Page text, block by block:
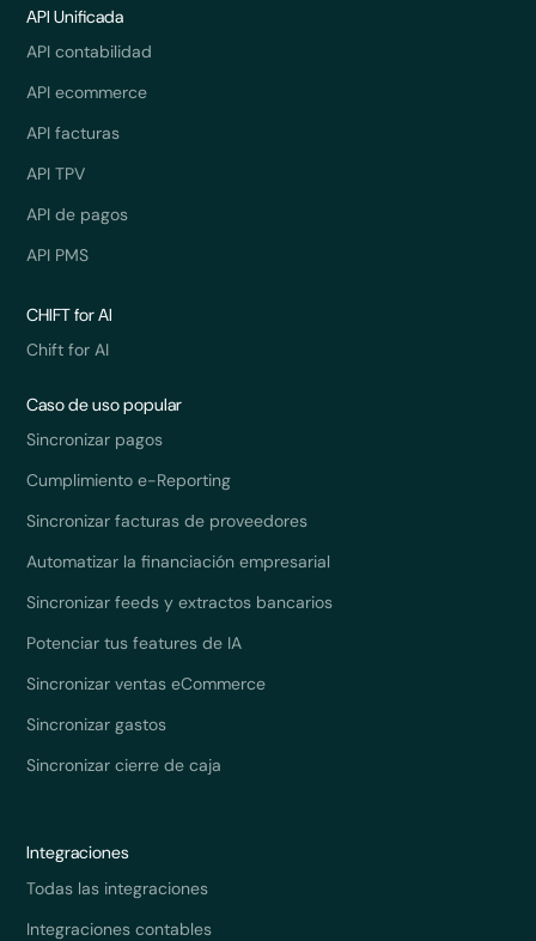
API Unificada
API contabilidad
API ecommerce
API facturas
API TPV
API de pagos
API PMS
CHIFT for AI
Chift for AI
Caso de uso popular
Sincronizar pagos
Cumplimiento e-Reporting
Sincronizar facturas de proveedores
Automatizar la financiación empresarial
Sincronizar feeds y extractos bancarios
Potenciar tus features de IA
Sincronizar ventas eCommerce
Sincronizar gastos
Sincronizar cierre de caja
Integraciones
Todas las integraciones
Integraciones contables